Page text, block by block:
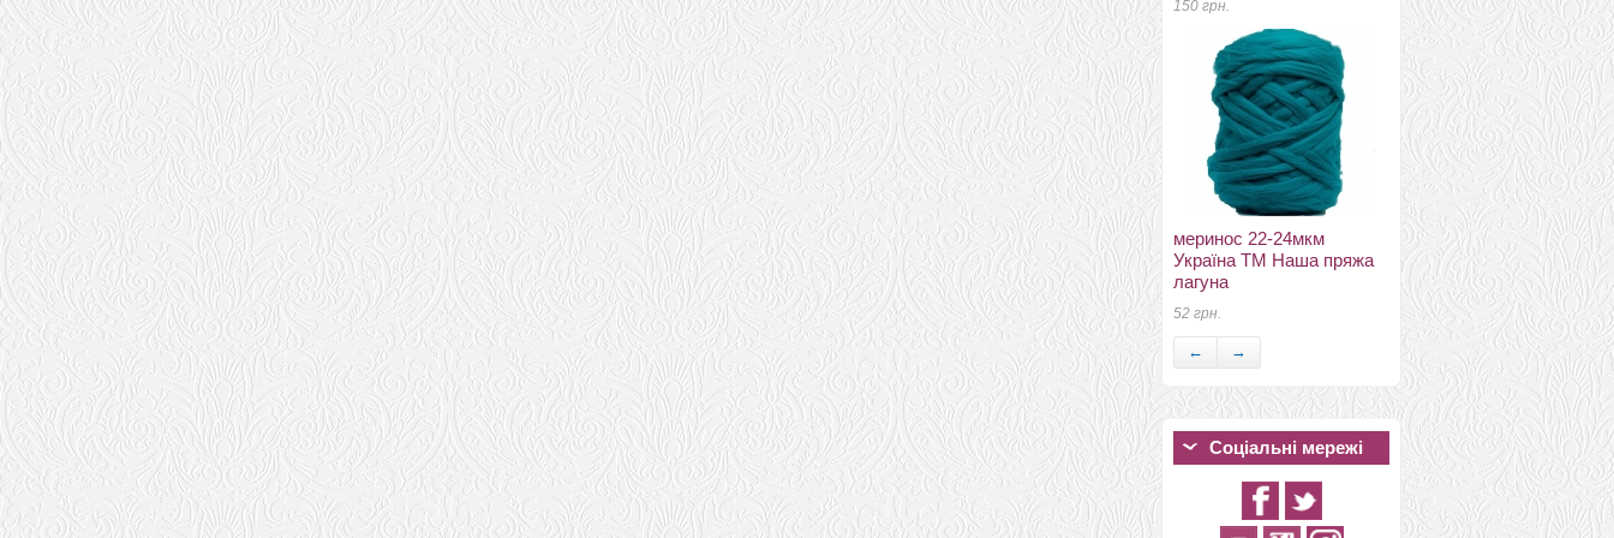
150 грн.
меринос 22-24мкм
Україна ТМ Наша пряжа
лагуна
52 грн.
Рамочные замки, цепочки
для сумок
металлическая рамка
(фермуар) 29*9см антик
162 грн.
← →
Соціальні мережі